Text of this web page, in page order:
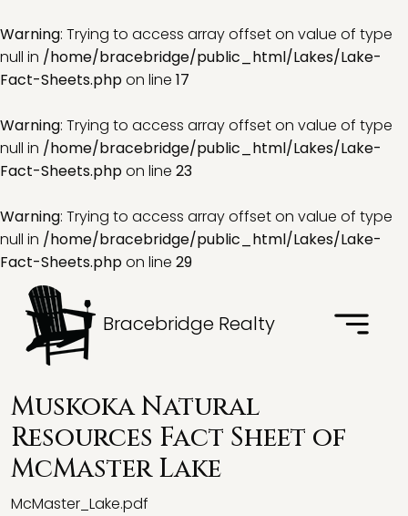
Warning: Trying to access array offset on value of type
null in /home/bracebridge/public_html/Lakes/Lake-
Fact-Sheets.phpon line 17
Warning: Trying to access array offset on value of type
null in /home/bracebridge/public_html/Lakes/Lake-
Fact-Sheets.phpon line 23
Warning: Trying to access array offset on value of type
null in /home/bracebridge/public_html/Lakes/Lake-
Fact-Sheets.phpon line 29
Bracebridge Realty
Muskoka Natural
Resources Fact Sheet of
McMaster Lake
McMaster_Lake.pdf